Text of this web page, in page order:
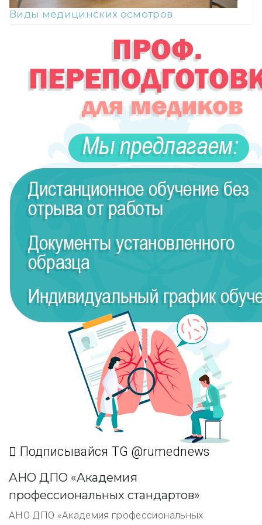
Виды медицинских осмотров
Подписывайся TG @rumednews
АНО ДПО «Академия
профессиональных стандартов»
АНО ДПО «Академия профессиональных